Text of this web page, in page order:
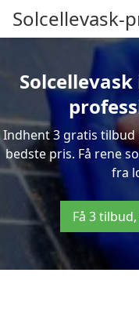
Solcellevask-
Indhent 3 gratis tilbud
bedste pris. Få rene
fra
Få 3